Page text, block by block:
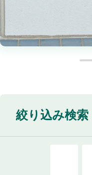
絞り込み検索